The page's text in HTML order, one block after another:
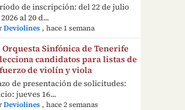
de inscripción: del 22 de julio
al 20 d...
Deviolines ,hace 1 semana
Orquesta Sinfónica de Tenerife
candidatos para listas de
de violín y viola
de presentación de solicitudes:
jueves 16...
Deviolines ,hace 2 semanas